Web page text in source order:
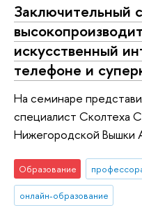
Заключительный
искусственный
телефоне и
На семинаре
специалист Сколтеха
Нижегородской Вышки
Образование
онлайн-образование